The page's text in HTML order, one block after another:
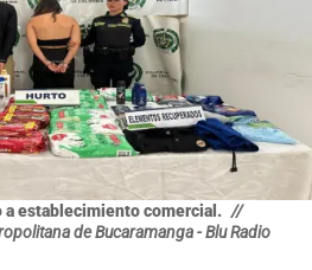
a establecimiento comercial. //
de Bucaramanga - Blu Radio